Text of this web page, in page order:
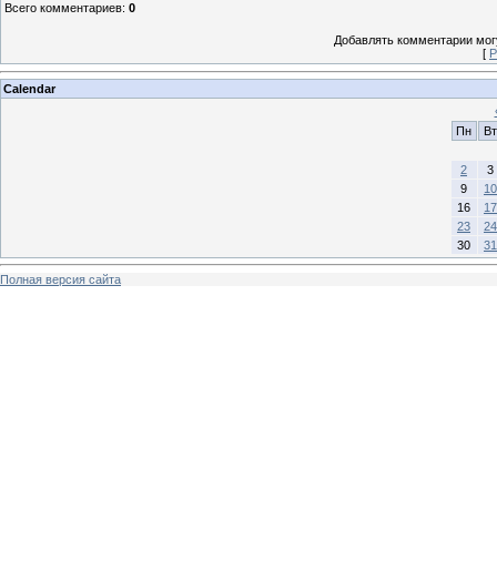
Всего комментариев: 0
Добавлять комментарии
[
Calendar
Пн
Вт
2
3
9
10
16
17
23
24
30
31
Полная версия сайта